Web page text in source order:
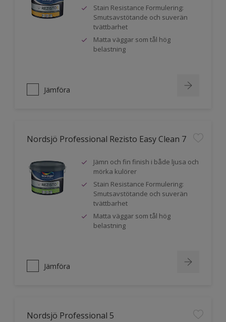
Stain Resistance Formulering:
Smutsavstötande och suverän
tvättbarhet
Matta väggar som tål hög
belastning
Jämföra
Nordsjö Professional Rezisto Easy Clean 7
Jämn och fin finish i både ljusa och
mörka kulörer
Stain Resistance Formulering:
Smutsavstötande och suverän
tvättbarhet
Matta väggar som tål hög
belastning
Jämföra
Nordsjö Professional 5